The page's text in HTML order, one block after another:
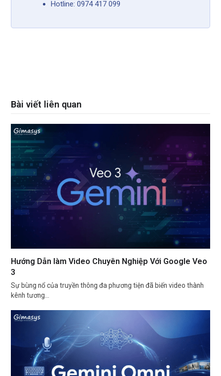
Hotline: 0974 417 099
Bài viết liên quan
Hướng Dẫn làm Video Chuyên Nghiệp Với Google Veo
3
Sự bùng nổ của truyền thông đa phương tiện đã biến video thành
kênh tương…